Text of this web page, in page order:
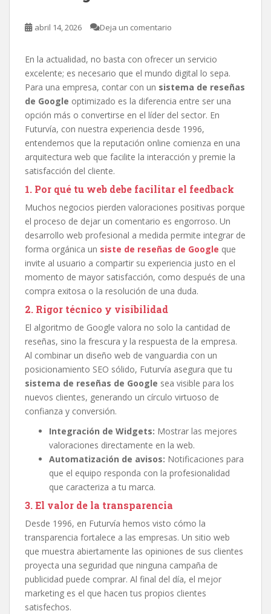
abril 14, 2026 Deja un comentario
En la actualidad, no basta con ofrecer un servicio
excelente; es necesario que el mundo digital lo sepa.
Para una empresa, contar con un sistema de reseñas
de Google optimizado es la diferencia entre ser una
opción más o convertirse en el líder del sector. En
Futurvía, con nuestra experiencia desde 1996,
entendemos que la reputación online comienza en una
arquitectura web que facilite la interacción y premie la
satisfacción del cliente.
1. Por qué tu web debe facilitar el feedback
Muchos negocios pierden valoraciones positivas porque
el proceso de dejar un comentario es engorroso. Un
desarrollo web profesional a medida permite integrar de
forma orgánica un siste de reseñas de Google que
invite al usuario a compartir su experiencia justo en el
momento de mayor satisfacción, como después de una
compra exitosa o la resolución de una duda.
2. Rigor técnico y visibilidad
El algoritmo de Google valora no solo la cantidad de
reseñas, sino la frescura y la respuesta de la empresa.
Al combinar un diseño web de vanguardia con un
posicionamiento SEO sólido, Futurvía asegura que tu
sistema de reseñas de Google sea visible para los
nuevos clientes, generando un círculo virtuoso de
confianza y conversión.
Integración de Widgets: Mostrar las mejores
valoraciones directamente en la web.
Automatización de avisos: Notificaciones para
que el equipo responda con la profesionalidad
que caracteriza a tu marca.
3. El valor de la transparencia
Desde 1996, en Futurvía hemos visto cómo la
transparencia fortalece a las empresas. Un sitio web
que muestra abiertamente las opiniones de sus clientes
proyecta una seguridad que ninguna campaña de
publicidad puede comprar. Al final del día, el mejor
marketing es el que hacen tus propios clientes
satisfechos.